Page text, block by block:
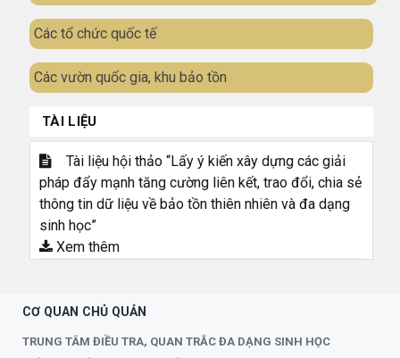
Các tổ chức quốc tế
Các vườn quốc gia, khu bảo tồn
TÀI LIỆU
Tài liệu hội thảo “Lấy ý kiến xây dựng các giải
pháp đẩy mạnh tăng cường liên kết, trao đổi, chia sẻ
thông tin dữ liệu về bảo tồn thiên nhiên và đa dạng
sinh học”
Xem thêm
CƠ QUAN CHỦ QUẢN
TRUNG TÂM ĐIỀU TRA, QUAN TRẮC ĐA DẠNG SINH HỌC